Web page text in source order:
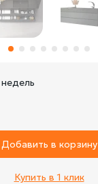
Добавить в корзину
Купить в 1 клик